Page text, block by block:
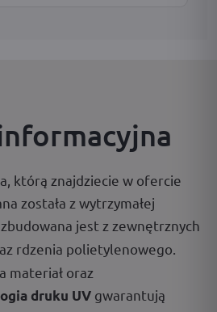
którą znajdziecie w ofercie
została z wytrzymałej
zbudowana jest z zewnętrznych
rdzenia polietylenowego.
materiał oraz
druku UV gwarantują